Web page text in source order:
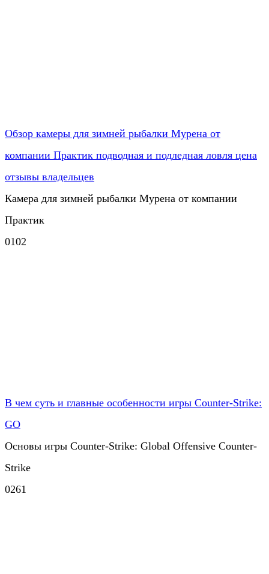
Обзор камеры для зимней рыбалки Мурена от
компании Практик подводная и подледная ловля цена
отзывы владельцев
Камера для зимней рыбалки Мурена от компании
Практик
0102
В чем суть и главные особенности игры Counter-Strike:
GO
Основы игры Counter-Strike: Global Offensive Counter-
Strike
0261